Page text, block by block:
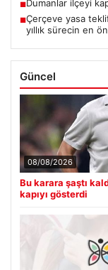
■Dumanlar ilçeyi
■Çerçeve yasa
yıllık sürecin en
Güncel
08/08/2026
Bu karara şaştı
kapıyı gösterdi